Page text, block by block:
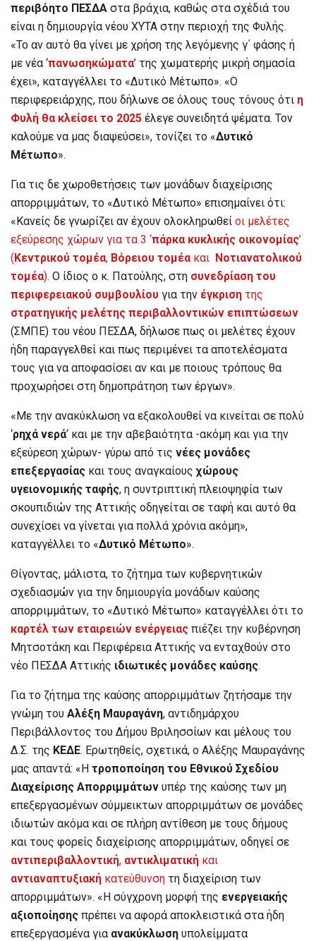
περιβόητο ΠΕΣΔΑ στα βράχια, καθώς στα σχέδιά του
είναι η δημιουργία νέου ΧΥΤΑ στην περιοχή της Φυλής.
«Το αν αυτό θα γίνει με χρήση της λεγόμενης γ΄ φάσης ή
με νέα ‘πανωσηκώματα’ της χωματερής μικρή σημασία
έχει», καταγγέλλει το «Δυτικό Μέτωπο». «Ο
περιφερειάρχης, που δήλωνε σε όλους τους τόνους ότι η
Φυλή θα κλείσει το 2025 έλεγε συνειδητά ψέματα. Τον
καλούμε να μας διαψεύσει», τονίζει το «Δυτικό
Μέτωπο».
Για τις δε χωροθετήσεις των μονάδων διαχείρισης
απορριμμάτων, το «Δυτικό Μέτωπο» επισημαίνει ότι:
«Κανείς δε γνωρίζει αν έχουν ολοκληρωθεί οι μελέτες
εξεύρεσης χώρων για τα 3 ‘πάρκα κυκλικής οικονομίας’
(Κεντρικού τομέα, Βόρειου τομέα και Νοτιανατολικού
τομέα). Ο ίδιος ο κ. Πατούλης, στη συνεδρίαση του
περιφερειακού συμβουλίου για την έγκριση της
στρατηγικής μελέτης περιβαλλοντικών επιπτώσεων
(ΣΜΠΕ) του νέου ΠΕΣΔΑ, δήλωσε πως οι μελέτες έχουν
ήδη παραγγελθεί και πως περιμένει τα αποτελέσματα
τους για να αποφασίσει αν και με ποιους τρόπους θα
προχωρήσει στη δημοπράτηση των έργων».
«Με την ανακύκλωση να εξακολουθεί να κινείται σε πολύ
‘ρηχά νερά‘ και με την αβεβαιότητα -ακόμη και για την
εξεύρεση χώρων- γύρω από τις νέες μονάδες
επεξεργασίας και τους αναγκαίους χώρους
υγειονομικής ταφής, η συντριπτική πλειοψηφία των
σκουπιδιών της Αττικής οδηγείται σε ταφή και αυτό θα
συνεχίσει να γίνεται για πολλά χρόνια ακόμη»,
καταγγέλλει το «Δυτικό Μέτωπο».
Θίγοντας, μάλιστα, το ζήτημα των κυβερνητικών
σχεδιασμών για την δημιουργία μονάδων καύσης
απορριμμάτων, το «Δυτικό Μέτωπο» καταγγέλλει ότι το
καρτέλ των εταιρειών ενέργειας πιέζει την κυβέρνηση
Μητσοτάκη και Περιφέρεια Αττικής να ενταχθούν στο
νέο ΠΕΣΔΑ Αττικής ιδιωτικές μονάδες καύσης.
Για το ζήτημα της καύσης απορριμμάτων ζητήσαμε την
γνώμη του Αλέξη Μαυραγάνη, αντιδημάρχου
Περιβάλλοντος του Δήμου Βριλησσίων και μέλους του
Δ.Σ. της ΚΕΔΕ. Ερωτηθείς, σχετικά, ο Αλέξης Μαυραγάνης
μας απαντά: «Η τροποποίηση του Εθνικού Σχεδίου
Διαχείρισης Απορριμμάτων υπέρ της καύσης των μη
επεξεργασμένων σύμμεικτων απορριμμάτων σε μονάδες
ιδιωτών ακόμα και σε πλήρη αντίθεση με τους δήμους
και τους φορείς διαχείρισης απορριμμάτων, οδηγεί σε
αντιπεριβαλλοντική, αντικλιματική και
αντιαναπτυξιακή κατεύθυνση τη διαχείριση των
απορριμμάτων». «Η σύγχρονη μορφή της ενεργειακής
αξιοποίησης πρέπει να αφορά αποκλειστικά στα ήδη
επεξεργασμένα για ανακύκλωση υπολείμματα